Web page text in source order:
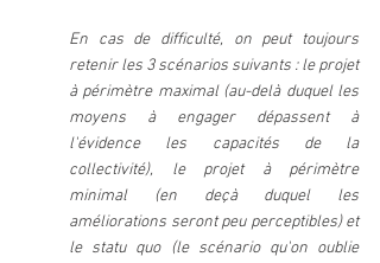
En cas de difficulté, on peut toujours
retenir les 3 scénarios suivants : le projet
à périmètre maximal (au-delà duquel les
moyens à engager dépassent à
l'évidence les capacités de la
collectivité), le projet à périmètre
minimal (en deçà duquel les
améliorations seront peu perceptibles) et
le statu quo (le scénario qu'on oublie